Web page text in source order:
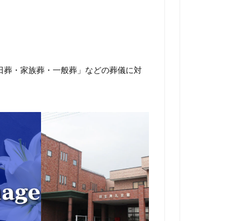
・家族葬・一般葬」などの葬儀に対